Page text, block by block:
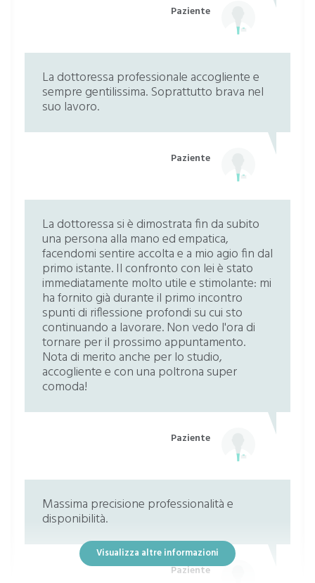
Paziente
La dottoressa professionale accogliente e
sempre gentilissima. Soprattutto brava nel
suo lavoro.
Paziente
La dottoressa si è dimostrata fin da subito
una persona alla mano ed empatica,
facendomi sentire accolta e a mio agio fin dal
primo istante. Il confronto con lei è stato
immediatamente molto utile e stimolante: mi
ha fornito già durante il primo incontro
spunti di riflessione profondi su cui sto
continuando a lavorare. Non vedo l'ora di
tornare per il prossimo appuntamento.
Nota di merito anche per lo studio,
accogliente e con una poltrona super
comoda!
Paziente
Massima precisione professionalità e
disponibilità.
Paziente
Visualizza altre informazioni